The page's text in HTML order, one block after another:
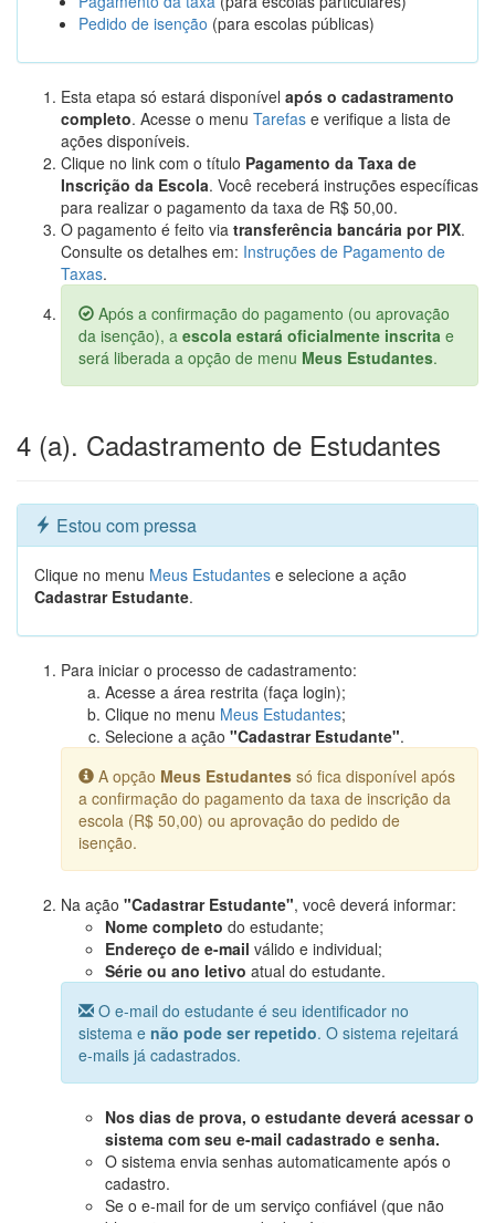
Pedido de isenção (para escolas públicas)
Esta etapa só estará disponível após o cadastramento
completo. Acesse o menu Tarefas e verifique a lista de
ações disponíveis.
Clique no link com o título Pagamento da Taxa de
Inscrição da Escola. Você receberá instruções específicas
para realizar o pagamento da taxa de R$ 50,00.
O pagamento é feito via transferência bancária por PIX.
Consulte os detalhes em: Instruções de Pagamento de
Taxas.
Após a confirmação do pagamento (ou aprovação
da isenção), a escola estará oficialmente inscrita e
será liberada a opção de menu Meus Estudantes.
4 (a). Cadastramento de Estudantes
Estou com pressa
Clique no menu Meus Estudantes e selecione a ação
Cadastrar Estudante.
Para iniciar o processo de cadastramento:
Acesse a área restrita (faça login);
Clique no menu Meus Estudantes;
Selecione a ação "Cadastrar Estudante".
A opção Meus Estudantes só fica disponível após
a confirmação do pagamento da taxa de inscrição da
escola (R$ 50,00) ou aprovação do pedido de
isenção.
Na ação "Cadastrar Estudante", você deverá informar:
Nome completo do estudante;
Endereço de e-mail válido e individual;
Série ou ano letivo atual do estudante.
O e-mail do estudante é seu identificador no
sistema e não pode ser repetido. O sistema rejeitará
e-mails já cadastrados.
Nos dias de prova, o estudante deverá acessar o
sistema com seu e-mail cadastrado e senha.
O sistema envia senhas automaticamente após o
cadastro.
Se o e-mail for de um serviço confiável (que não